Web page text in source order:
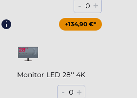
- 0 +
+204,90 €*
+134,90 €*
Monitor LED 28'' 4K
- 0 +